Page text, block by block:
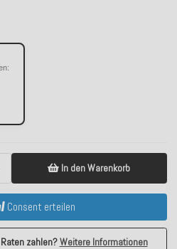
In den Warenkorb
Consent erteilen
zahlen?Weitere Informationen